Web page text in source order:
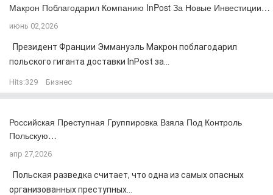
Макрон Поблагодарил Компанию InPost За Новые Инвестиции…
июнь 02,2026
Президент Франции Эммануэль Макрон поблагодарил
польского гиганта доставки InPost за...
Hits:329 Бизнес
Российская Преступная Группировка Взяла Под Контроль
Польскую…
апр 27,2026
Польская разведка считает, что одна из самых опасных
организованных преступных...